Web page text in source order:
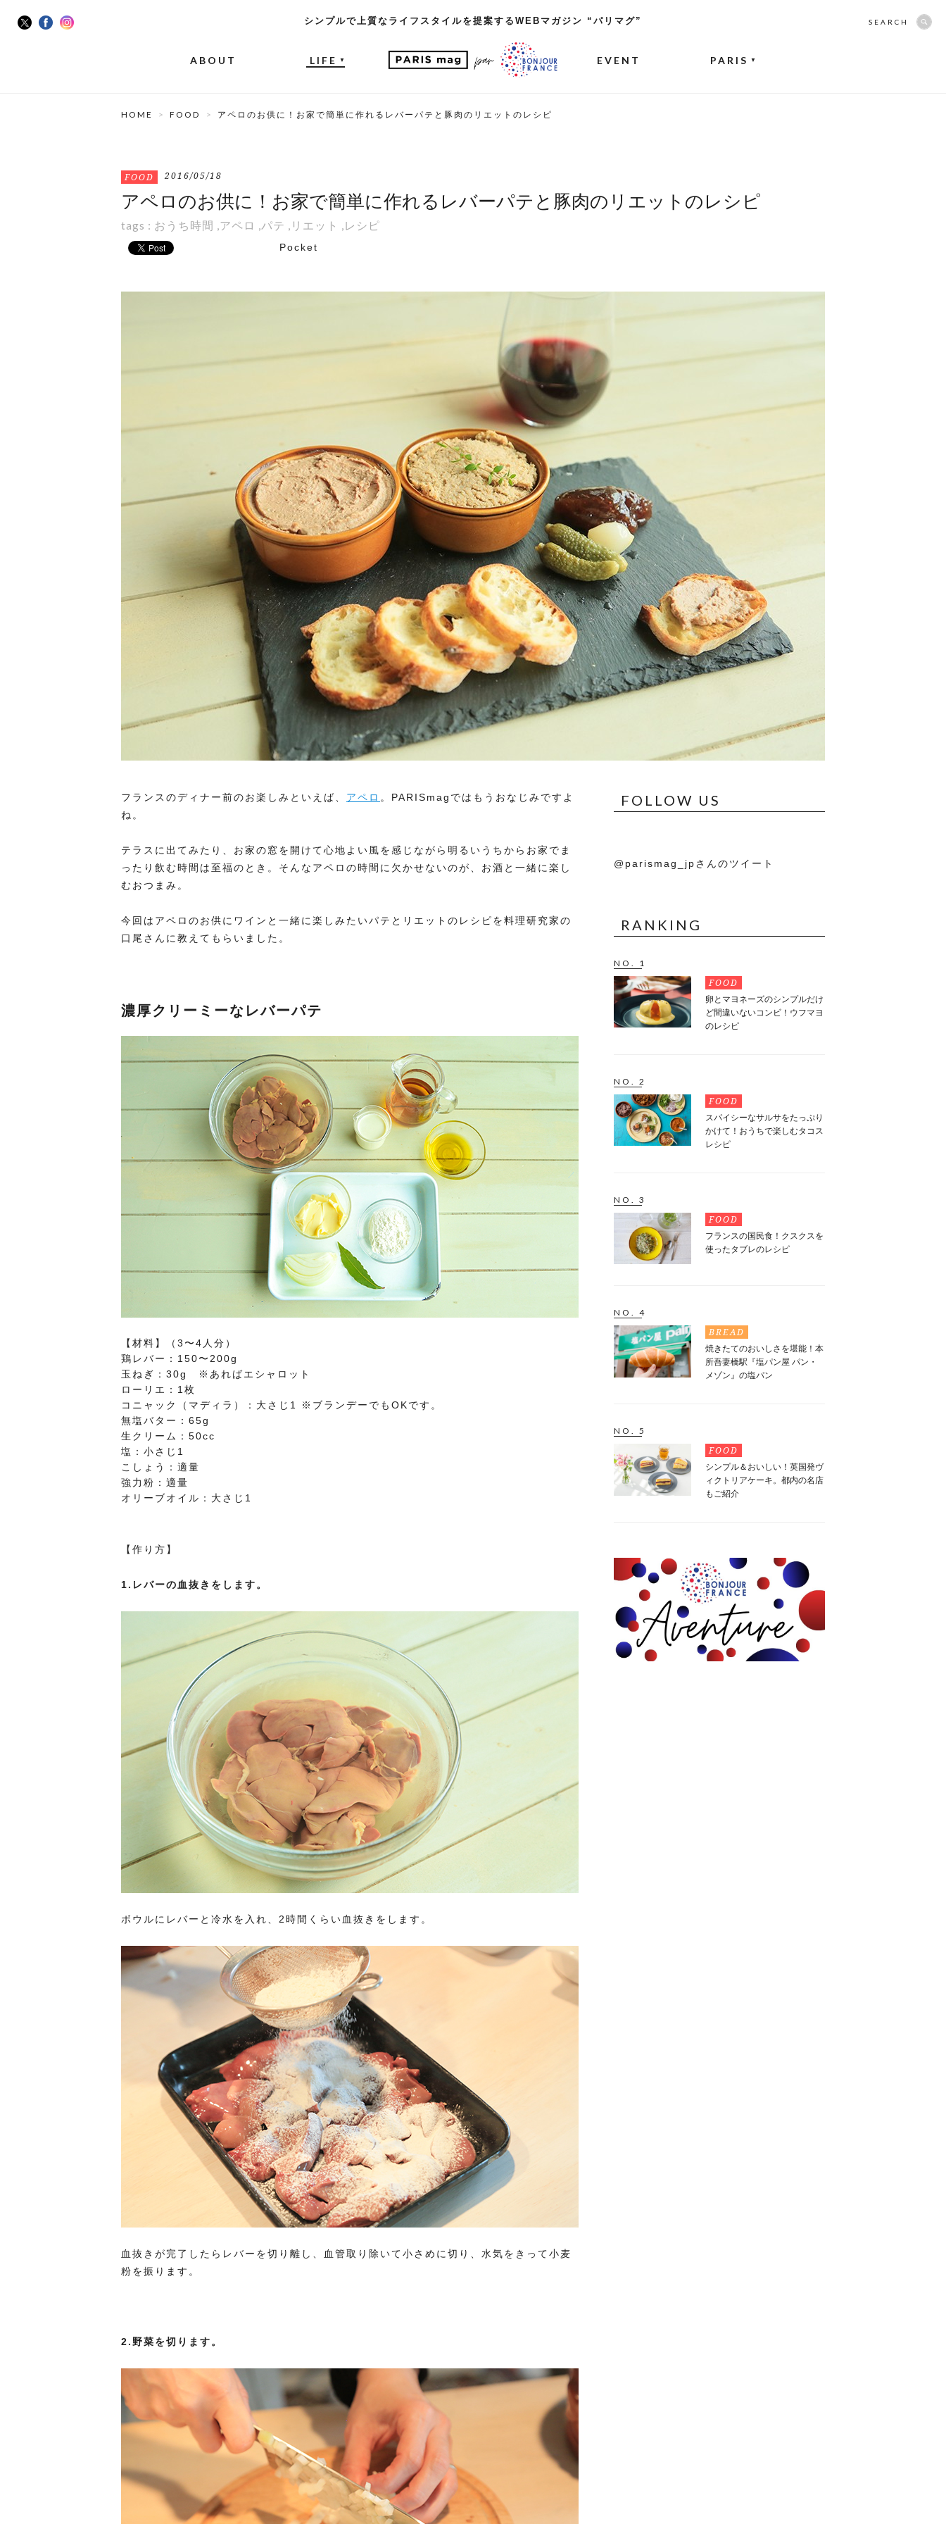
シンプルで上質なライフスタイルを提案するWEBマガジン “パリマグ”
ABOUT LIFE ▼ EVENT PARIS ▼
SEARCH
HOME FOOD アペロのお供に！お家で簡単に作れるレバーパテと豚肉のリエットのレシピ
FOOD 2016/05/18
アペロのお供に！お家で簡単に作れるレバーパテと豚肉のリエットのレシピ
tags : おうち時間 ,アペロ ,パテ , リエット ,レシピ
Pocket
フランスのディナー前のお楽しみといえば、 アペロ 。PARISmagではもうおなじみですよ
ね。
テラスに出てみたり、お家の窓を開けて心地よい風を感じながら明るいうちからお家でま
ったり飲む時間は至福のとき。そんなアペロの時間に欠かせないのが、お酒と一緒に楽し
むおつまみ。
今回はアペロのお供にワインと一緒に楽しみたいパテとリエットのレシピを料理研究家の
口尾さんに教えてもらいました。
濃厚クリーミーなレバーパテ
【材料】（3〜4人分）
鶏レバー：150〜200g
玉ねぎ：30g ※あればエシャロット
ローリエ：1枚
コニャック（マディラ）：大さじ1 ※ブランデーでもOKです。
無塩バター：65g
生クリーム：50cc
塩：小さじ1
こしょう：適量
強力粉：適量
オリーブオイル：大さじ1
【作り方】
1. レバーの血抜きをします。
ボウルにレバーと冷水を入れ、2時間くらい血抜きをします。
血抜きが完了したらレバーを切り離し、血管取り除いて小さめに切り、水気をきって小麦
粉を振ります。
2. 野菜を切ります。
FOLLOW US
@parismag_jpさんのツイート
RANKING
NO. 1
FOOD
卵とマヨネーズのシンプルだけ
ど間違いないコンビ！ウフマヨ
のレシピ
NO. 2
FOOD
スパイシーなサルサをたっぷり
かけて！おうちで楽しむタコス
レシピ
NO. 3
FOOD
フランスの国民食！クスクスを
使ったタブレのレシピ
NO. 4
BREAD
焼きたてのおいしさを堪能！本
所吾妻橋駅『塩パン屋 パン・
メゾン』の塩パン
NO. 5
FOOD
シンプル＆おいしい！英国発ヴ
ィクトリアケーキ。都内の名店
もご紹介